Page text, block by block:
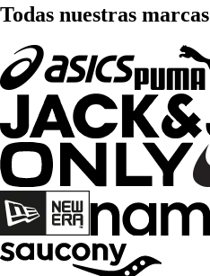
Todas nuestras marcas